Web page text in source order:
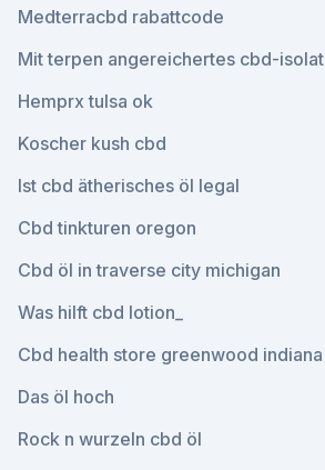
Medterracbd rabattcode
Mit terpen angereichertes cbd-isolat
Hemprx tulsa ok
Koscher kush cbd
Ist cbd ätherisches öl legal
Cbd tinkturen oregon
Cbd öl in traverse city michigan
Was hilft cbd lotion_
Cbd health store greenwood indiana
Das öl hoch
Rock n wurzeln cbd öl